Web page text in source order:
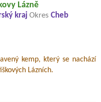
Lázně
kraj Okres Cheb
kemp, který se nachází
Lázních.